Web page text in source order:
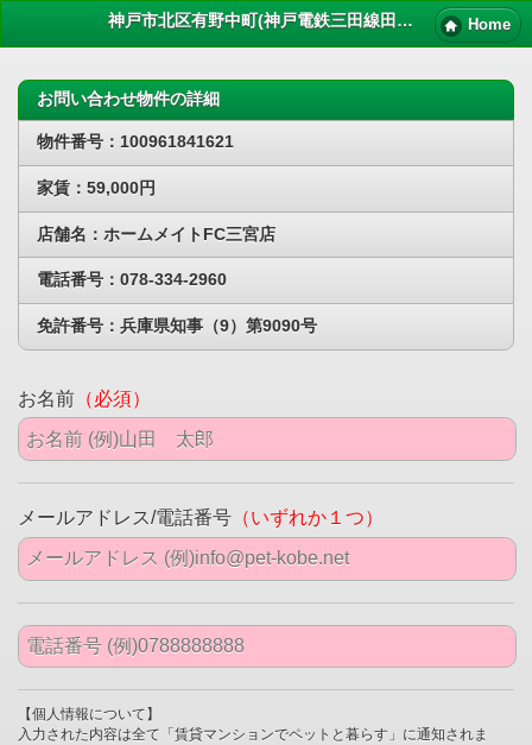
神戸市北区有野中町(神戸電鉄三田線田尾寺)賃貸物件｜ペット 賃貸 Home
お問い合わせ物件の詳細
物件番号：100961841621
家賃：59,000円
店舗名：ホームメイトFC三宮店
電話番号：078-334-2960
免許番号：兵庫県知事（9）第9090号
お名前 （必須）
メールアドレス/電話番号 （いずれか１つ）
【個人情報について】
入力された内容は全て「賃貸マンションでペットと暮らす」に通知されま